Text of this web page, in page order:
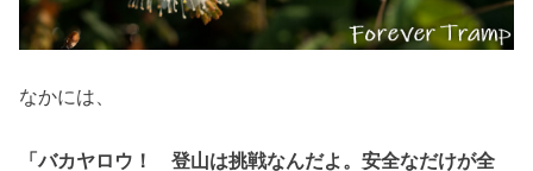
なかには、
「バカヤロウ！ 登山は挑戦なんだよ。安全なだけが全